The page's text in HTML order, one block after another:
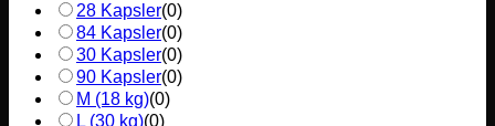
28 Kapsler(0)
84 Kapsler(0)
30 Kapsler(0)
90 Kapsler(0)
M (18 kg)(0)
L (30 kg)(0)